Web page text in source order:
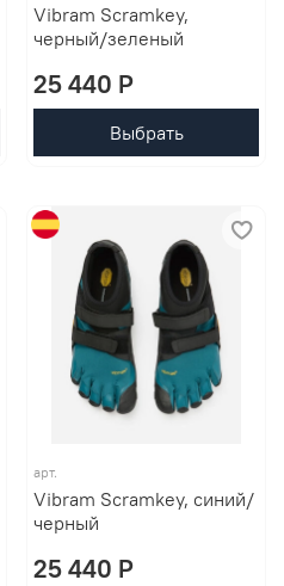
Vibram Scramkey,
черный/зеленый
25 440 P
Выбрать
арт.
Vibram Scramkey, синий/
черный
25 440 P